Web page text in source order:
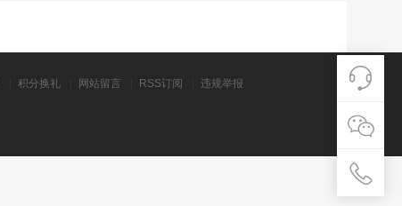
积分换礼 网站留言 RSS订阅
违规举报